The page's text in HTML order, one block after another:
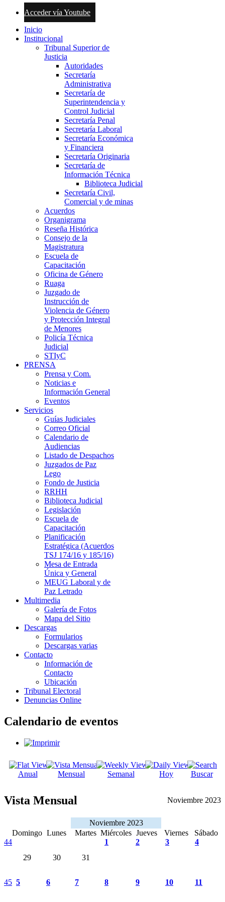
Acceder vía Youtube
Inicio
Institucional
Tribunal Superior de
Justicia
Autoridades
Secretaría
Administrativa
Secretaría de
Superintendencia y
Control Judicial
Secretaría Penal
Secretaría Laboral
Secretaría Económica
y Financiera
Secretaría Originaria
Secretaría de
Información Técnica
Biblioteca Judicial
Secretaría Civil,
Comercial y de minas
Acuerdos
Organigrama
Reseña Histórica
Consejo de la
Magistratura
Escuela de
Capacitación
Oficina de Género
Ruaga
Juzgado de
Instrucción de
Violencia de Género
y Protección Integral
de Menores
Policía Técnica
Judicial
STIyC
PRENSA
Prensa y Com.
Noticias e
Información General
Eventos
Servicios
Guías Judiciales
Correo Oficial
Calendario de
Audiencias
Listado de Despachos
Juzgados de Paz
Lego
Fondo de Justicia
RRHH
Biblioteca Judicial
Legislación
Escuela de
Capacitación
Planificación
Estratégica (Acuerdos
TSJ 174/16 y 185/16)
Mesa de Entrada
Única y General
MEUG Laboral y de
Paz Letrado
Multimedia
Galería de Fotos
Mapa del Sitio
Descargas
Formularios
Descargas varias
Contacto
Información de
Contacto
Ubicación
Tribunal Electoral
Denuncias Online
Calendario de eventos
Anual Mensual Semanal Hoy Buscar
Vista Mensual Noviembre 2023
Noviembre 2023
Domingo Lunes Martes Miércoles Jueves Viernes
Sábado
44
29
30 31
1 2 3 4
45 5 6 7 8 9 10 11